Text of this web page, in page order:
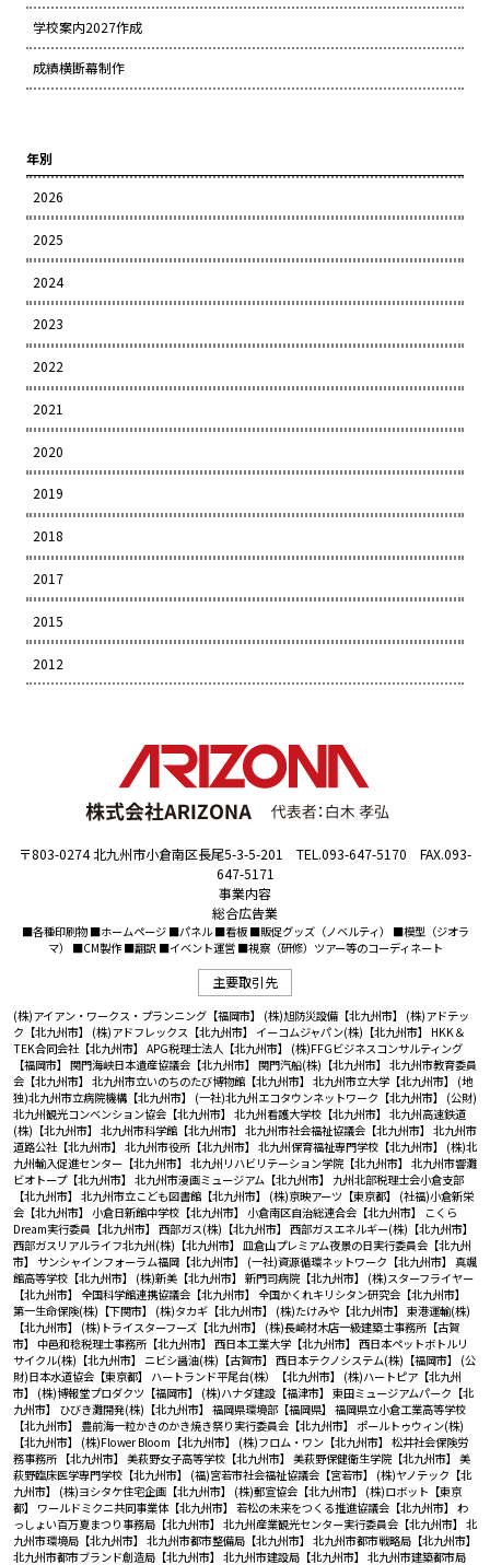
学校案内2027作成
成績横断幕制作
年別
2026
2025
2024
2023
2022
2021
2020
2019
2018
2017
2015
2012
〒803-0274 北九州市小倉南区長尾5-3-5-201 TEL.093-647-5170 FAX.093-
647-5171
事業内容
総合広告業
■各種印刷物 ■ホームページ ■パネル ■看板 ■販促グッズ（ノベルティ） ■模型（ジオラ
マ） ■CM製作 ■翻訳 ■イベント運営 ■視察（研修）ツアー等のコーディネート
主要取引先
(株)アイアン・ワークス・プランニング【福岡市】 (株)旭防災設備【北九州市】 (株)アドテッ
ク【北九州市】 (株)アドフレックス【北九州市】 イーコムジャパン(株)【北九州市】 HKK＆
TEK合同会社【北九州市】 APG税理士法人【北九州市】 (株)FFGビジネスコンサルティング
【福岡市】 関門海峡日本遺産協議会【北九州市】 関門汽船(株)【北九州市】 北九州市教育委員
会【北九州市】 北九州市立いのちのたび博物館【北九州市】 北九州市立大学【北九州市】 (地
独)北九州市立病院機構【北九州市】 (一社)北九州エコタウンネットワーク【北九州市】 (公財)
北九州観光コンベンション協会【北九州市】 北九州看護大学校【北九州市】 北九州高速鉄道
(株)【北九州市】 北九州市科学館【北九州市】 北九州市社会福祉協議会【北九州市】 北九州市
道路公社【北九州市】 北九州市役所【北九州市】 北九州保育福祉専門学校【北九州市】 (株)北
九州輸入促進センター【北九州市】 北九州リハビリテーション学院【北九州市】 北九州市響灘
ビオトープ【北九州市】 北九州市漫画ミュージアム【北九州市】 九州北部税理士会小倉支部
【北九州市】 北九州市立こども図書館【北九州市】 (株)京映アーツ【東京都】 (社福)小倉新栄
会【北九州市】 小倉日新館中学校【北九州市】 小倉南区自治総連合会【北九州市】
こくら
Dream実行委員【北九州市】 西部ガス(株)【北九州市】 西部ガスエネルギー(株)【北九州市】
西部ガスリアルライフ北九州(株)【北九州市】 皿倉山プレミアム夜景の日実行委員会【北九州
市】 サンシャインフォーラム福岡【北九州市】 (一社)資源循環ネットワーク【北九州市】 真颯
館高等学校【北九州市】 (株)新美【北九州市】 新門司病院【北九州市】 (株)スターフライヤー
【北九州市】 全国科学館連携協議会【北九州市】 全国かくれキリシタン研究会【北九州市】
第一生命保険(株)【下関市】 (株)タカギ【北九州市】 (株)たけみや【北九州市】 東港運輸(株)
【北九州市】 (株)トライスターフーズ【北九州市】 (株)長崎材木店一級建築士事務所【古賀
市】 中邑和稔税理士事務所【北九州市】 西日本工業大学【北九州市】 西日本ペットボトルリ
サイクル(株)【北九州市】 ニビシ醤油(株)【古賀市】 西日本テクノシステム(株)【福岡市】 (公
財)日本水道協会【東京都】 ハートランド平尾台(株）【北九州市】 (株)ハートピア【北九州
市】 (株)博報堂プロダクツ【福岡市】 (株)ハナダ建設【福津市】 東田ミュージアムパーク【北
九州市】 ひびき灘開発(株)【北九州市】 福岡県環境部【福岡県】 福岡県立小倉工業高等学校
【北九州市】 豊前海一粒かきのかき焼き祭り実行委員会【北九州市】 ポールトゥウィン(株)
【北九州市】 (株)Flower Bloom【北九州市】 (株)フロム・ワン【北九州市】 松井社会保険労
務事務所 【北九州市】 美萩野女子高等学校【北九州市】 美萩野保健衛生学院【北九州市】 美
萩野臨床医学専門学校【北九州市】 (福)宮若市社会福祉協議会【宮若市】 (株)ヤノテック【北
九州市】 (株)ヨシタケ住宅企画【北九州市】 (株)郵宣協会【北九州市】 (株)ロボット【東京
都】 ワールドミクニ共同事業体【北九州市】 若松の未来をつくる推進協議会【北九州市】 わ
っしょい百万夏まつり事務局【北九州市】 北九州産業観光センター実行委員会【北九州市】 北
九州市環境局【北九州市】 北九州市都市整備局【北九州市】 北九州市都市戦略局【北九州市】
北九州市都市ブランド創造局【北九州市】 北九州市建設局【北九州市】 北九州市建築都市局